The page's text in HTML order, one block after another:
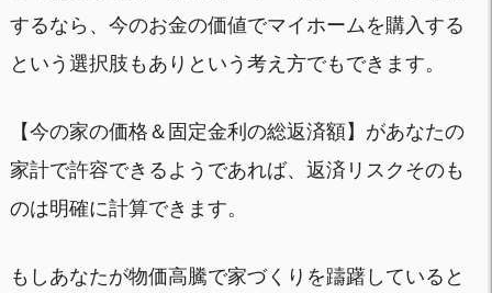
するなら、今のお金の価値でマイホームを購入する
という選択肢もありという考え方でもできます。
【今の家の価格＆固定金利の総返済額】があなたの
家計で許容できるようであれば、返済リスクそのも
のは明確に計算できます。
もしあなたが物価高騰で家づくりを躊躇していると